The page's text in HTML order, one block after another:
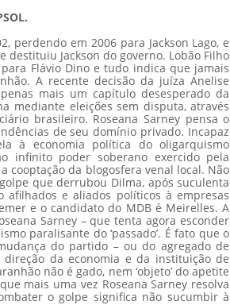
perdendo em 2006 para Jackson Lago, e
Jackson do governo. Lobão Filho
Flávio Dino e tudo indica que jamais
A recente decisão da juíza Anelise
mais um capítulo desesperado da
mediante eleições sem disputa, através
brasileiro. Roseana Sarney pensa o
de seu domínio privado. Incapaz
à economia política do oligarquismo
infinito poder soberano exercido pela
cooptação da blogosfera venal local. Não
que derrubou Dilma, após suculenta
afilhados e aliados políticos à empresas
e o candidato do MDB é Meirelles. A
Sarney – que tenta agora esconder
paralisante do ‘passado’. É fato que o
do partido – ou do agregado de
da economia e da instituição de
não é gado, nem ‘objeto’ do apetite
mais uma vez Roseana Sarney resolva
o golpe significa não sucumbir à